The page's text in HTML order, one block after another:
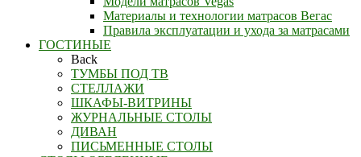
Материалы и технологии матрасов Вегас
Правила эксплуатации и ухода за матрасами
ГОСТИНЫЕ
Back
ТУМБЫ ПОД ТВ
СТЕЛЛАЖИ
ШКАФЫ-ВИТРИНЫ
ЖУРНАЛЬНЫЕ СТОЛЫ
ДИВАН
ПИСЬМЕННЫЕ СТОЛЫ